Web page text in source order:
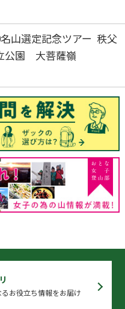
山選定記念ツアー 秩父
公園 大菩薩嶺
お役立ち情報をお届け